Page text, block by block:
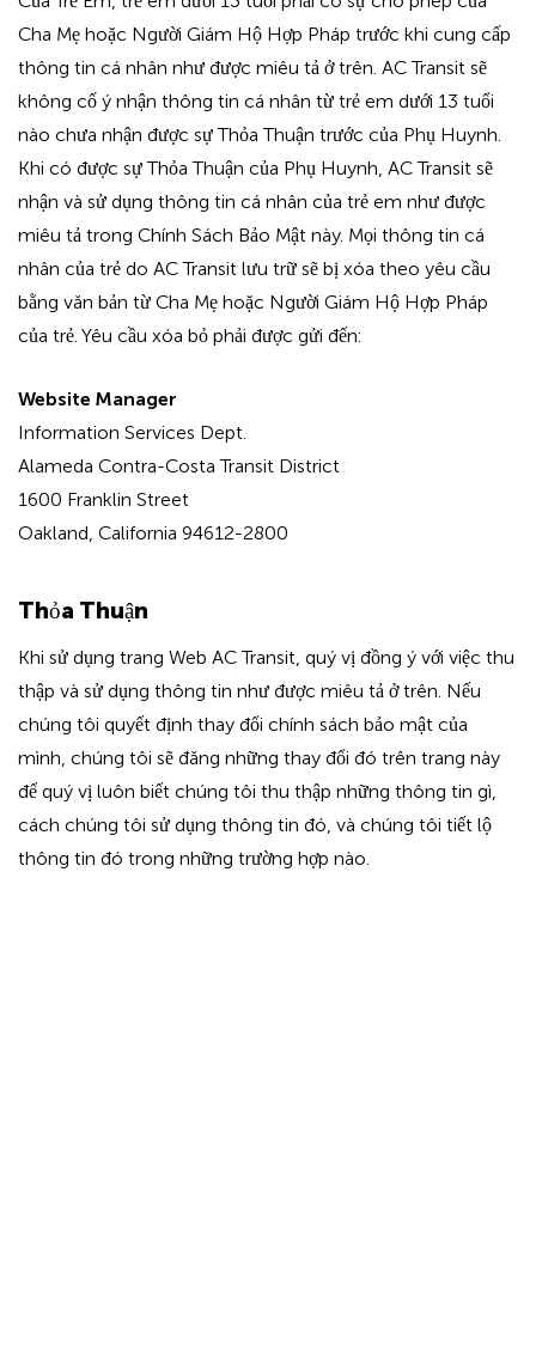
Cha Mẹ hoặc Người Giám Hộ Hợp Pháp trước khi cung cấp
thông tin cá nhân như được miêu tả ở trên. AC Transit sẽ
không cố ý nhận thông tin cá nhân từ trẻ em dưới 13 tuổi
nào chưa nhận được sự Thỏa Thuận trước của Phụ Huynh.
Khi có được sự Thỏa Thuận của Phụ Huynh, AC Transit sẽ
nhận và sử dụng thông tin cá nhân của trẻ em như được
miêu tả trong Chính Sách Bảo Mật này. Mọi thông tin cá
nhân của trẻ do AC Transit lưu trữ sẽ bị xóa theo yêu cầu
bằng văn bản từ Cha Mẹ hoặc Người Giám Hộ Hợp Pháp
của trẻ. Yêu cầu xóa bỏ phải được gửi đến:
Website Manager
Information Services Dept.
Alameda Contra-Costa Transit District
1600 Franklin Street
Oakland, California 94612-2800
Thỏa Thuận
Khi sử dụng trang Web AC Transit, quý vị đồng ý với việc thu
thập và sử dụng thông tin như được miêu tả ở trên. Nếu
chúng tôi quyết định thay đổi chính sách bảo mật của
mình, chúng tôi sẽ đăng những thay đổi đó trên trang này
để quý vị luôn biết chúng tôi thu thập những thông tin gì,
cách chúng tôi sử dụng thông tin đó, và chúng tôi tiết lộ
thông tin đó trong những trường hợp nào.